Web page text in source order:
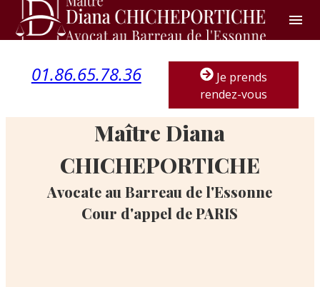
menu
01.86.65.78.36
Je prends
rendez-vous
Maître Diana
CHICHEPORTICHE
Avocate au Barreau de l'Essonne
Cour d'appel de PARIS
Panneau de gestion des cookies